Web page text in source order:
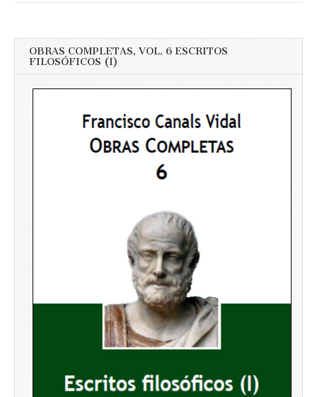
OBRAS COMPLETAS, VOL. 6 ESCRITOS
FILOSÓFICOS (I)